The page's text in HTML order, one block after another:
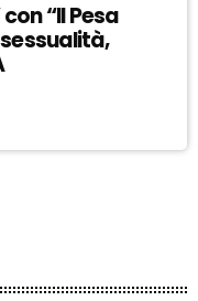
“Il Pesa